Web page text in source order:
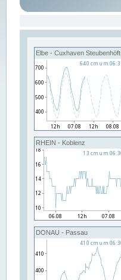
Elbe - Cuxhaven Steubenhöft
RHEIN - Koblenz
DONAU - Passau